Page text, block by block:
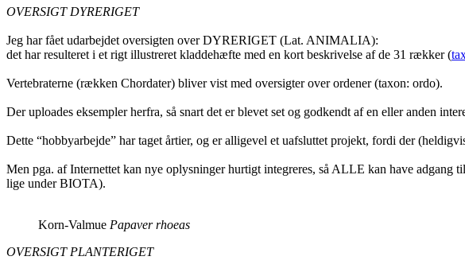
OVERSIGT DYRERIGET
Jeg har fået udarbejdet oversigten over DYRERIGET (Lat. ANIMALIA):
det har resulteret i et rigt illustreret kladdehæfte med en kort beskrivelse af de 31 rækker (
Vertebraterne (rækken Chordater) bliver vist med oversigter over ordener (taxon: ordo).
Der uploades eksempler herfra, så snart det er blevet set og godkendt af en eller anden
Dette “hobbyarbejde” har taget årtier, og er alligevel et uafsluttet projekt, fordi der
Men pga. af Internettet kan nye oplysninger hurtigt integreres, så ALLE kan have adgang
lige under BIOTA).
Korn-Valmue Papaver rhoeas
OVERSIGT PLANTERIGET